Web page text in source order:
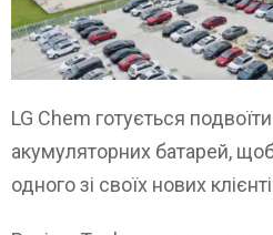
LG Chem готується
акумуляторних батарей,
одного зі своїх нових